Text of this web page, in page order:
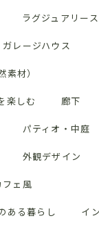
ラグジュアリー
ガレージハウス
素材）
楽しむ 廊下
パティオ・中庭
外観デザイン
フェ風
ある暮らし イ